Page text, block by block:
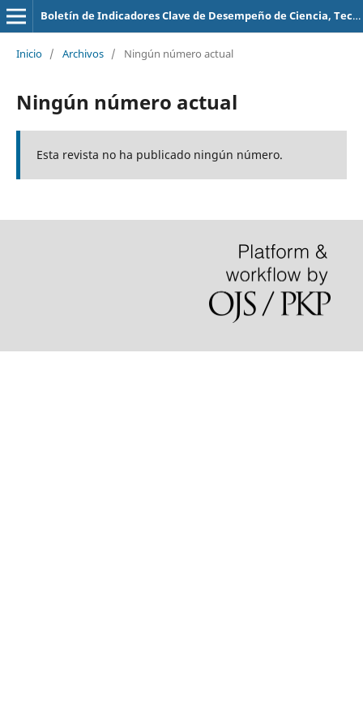
Boletín de Indicadores Clave de Desempeño de Ciencia, Tecnología e Innovación
Inicio / Archivos / Ningún número actual
Ningún número actual
Esta revista no ha publicado ningún número.